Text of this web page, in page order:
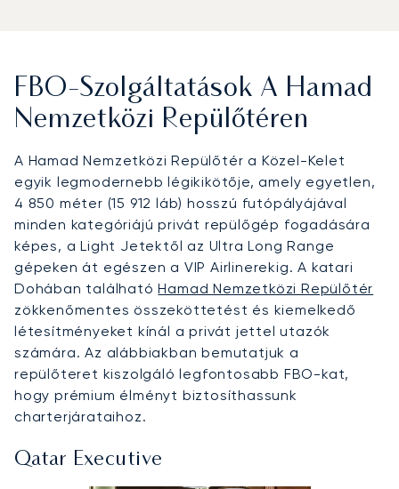
FBO-Szolgáltatások A Hamad
Nemzetközi Repülőtéren
A Hamad Nemzetközi Repülőtér a Közel-Kelet
egyik legmodernebb légikikötője, amely egyetlen,
4 850 méter (15 912 láb) hosszú futópályájával
minden kategóriájú privát repülőgép fogadására
képes, a Light Jetektől az Ultra Long Range
gépeken át egészen a VIP Airlinerekig. A katari
Dohában találhatóHamad Nemzetközi Repülőtér
zökkenőmentes összeköttetést és kiemelkedő
létesítményeket kínál a privát jettel utazók
számára. Az alábbiakban bemutatjuk a
repülőteret kiszolgáló legfontosabb FBO-kat,
hogy prémium élményt biztosíthassunk
charterjárataihoz.
Qatar Executive